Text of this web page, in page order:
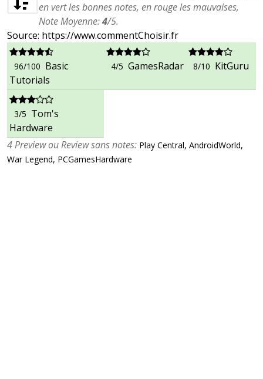
en vert les bonnes notes, en rouge les mauvaises,
Note Moyenne:4/5.
Source: https://www.commentChoisir.fr
96/100 Basic
Tutorials
4/5 GamesRadar 8/10 KitGuru
3/5 Tom's
Hardware
4 Preview ou Review sans notes: Play Central, AndroidWorld,
War Legend, PCGamesHardware